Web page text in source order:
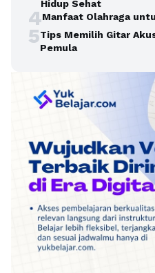
Hidup Sehat
4Manfaat Olahraga
5Tips Memilih Gitar
Pemula